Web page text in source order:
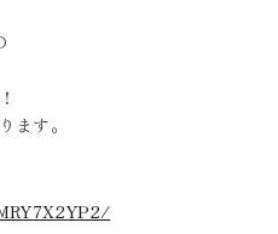
ます。